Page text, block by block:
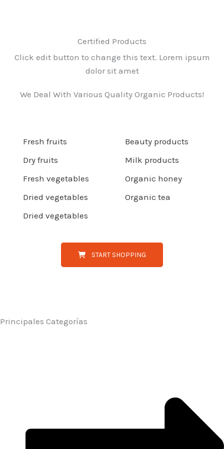
Certified Products
Click edit button to change this text. Lorem ipsum
dolor sit amet
We Deal With Various Quality Organic Products!
Fresh fruits
Dry fruits
Fresh vegetables
Dried vegetables
Dried vegetables
Beauty products
Milk products
Organic honey
Organic tea
START SHOPPING
Principales Categorías